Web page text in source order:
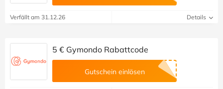
Verfällt am 31.12.26 Details
5 € Gymondo Rabattcode
Gutschein einlösen